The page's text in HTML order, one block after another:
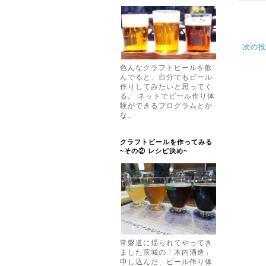
次の
色んなクラフトビールを飲
んでると、自分でもビール
作りしてみたいと思ってく
る。 ネットでビール作り体
験ができるプログラムとか
な..
クラフトビールを作ってみる
~その② レシピ決め~
常磐道に揺られてやってき
ました茨城の「木内酒造」
申し込んだ、ビール作り体